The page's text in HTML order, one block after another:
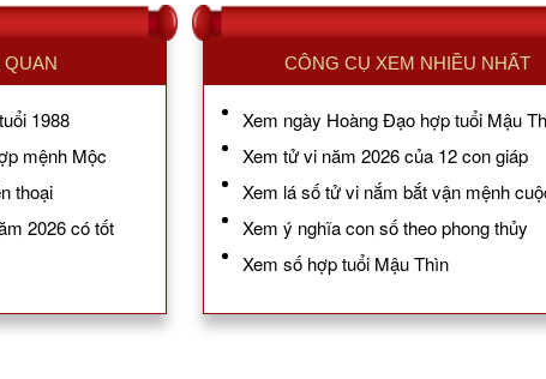
QUAN
1988
mệnh Mộc
thoại
2026 có tốt
CÔNG CỤ XEM NHIỀU NHẤT
Xem ngày Hoàng Đạo hợp tuổi Mậu
Xem tử vi năm 2026 của 12 con giáp
Xem lá số tử vi nắm bắt vận mệnh
Xem ý nghĩa con số theo phong thủy
Xem số hợp tuổi Mậu Thìn